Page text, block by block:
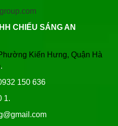
CHIẾU SÁNG AN
Kiến Hưng, Quận Hà
.
150 636
1.